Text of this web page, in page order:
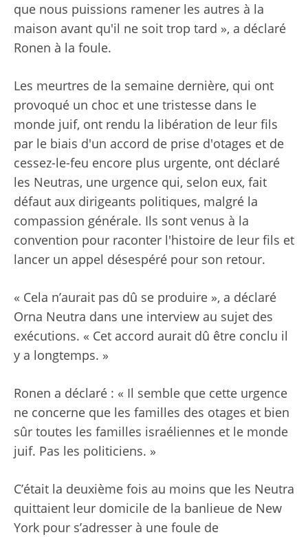
que nous puissions ramener les autres à la
maison avant qu'il ne soit trop tard », a déclaré
Ronen à la foule.
Les meurtres de la semaine dernière, qui ont
provoqué un choc et une tristesse dans le
monde juif, ont rendu la libération de leur fils
par le biais d'un accord de prise d'otages et de
cessez-le-feu encore plus urgente, ont déclaré
les Neutras, une urgence qui, selon eux, fait
défaut aux dirigeants politiques, malgré la
compassion générale. Ils sont venus à la
convention pour raconter l'histoire de leur fils et
lancer un appel désespéré pour son retour.
« Cela n’aurait pas dû se produire », a déclaré
Orna Neutra dans une interview au sujet des
exécutions. « Cet accord aurait dû être conclu il
y a longtemps. »
Ronen a déclaré : « Il semble que cette urgence
ne concerne que les familles des otages et bien
sûr toutes les familles israéliennes et le monde
juif. Pas les politiciens. »
C’était la deuxième fois au moins que les Neutra
quittaient leur domicile de la banlieue de New
York pour s’adresser à une foule de